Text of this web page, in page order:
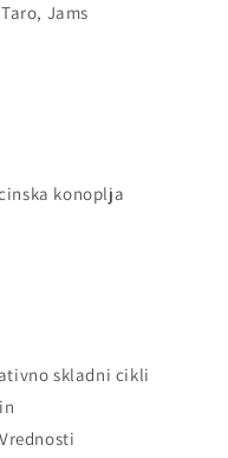
Jams
konoplja
skladni cikli